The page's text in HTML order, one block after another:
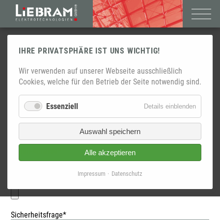
IHRE PRIVATSPHÄRE IST UNS WICHTIG!
Wir verwenden auf unserer Webseite ausschließlich
Cookies, welche für den Betrieb der Seite notwendig sind.
Essenziell Details einblendenfür
Auswahl speichern
Alle akzeptieren
Impressum Datenschutz
FACHRICHTUNG ENERGIE- UND
GEBÄUDETECHNIK
Stellenangebot als PDF zum Download(254,5 KiB)
Upload Bewerbung (max. 20 MB)*
Pflichtfeld
Sicherheitsfrage*